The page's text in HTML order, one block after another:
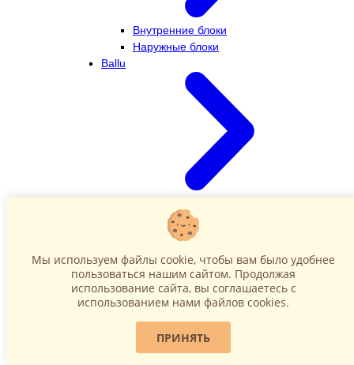
Внутренние блоки
Наружные блоки
Ballu
Наружные блоки
Мы используем файлы cookie, чтобы вам было удобнее
пользоваться нашим сайтом. Продолжая
использование сайта, вы соглашаетесь c
использованием нами файлов cookies.
ПРИНЯТЬ